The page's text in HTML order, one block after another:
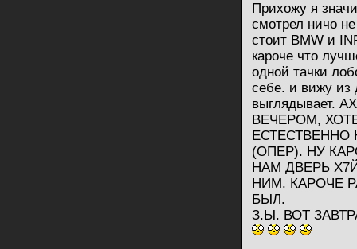
Прихожу я
смотрел ничо
стоит BMW и
кароче что
одной тачки
себе. и вижу из
ВЕЧЕРОМ,
ЕСТЕСТВЕННО
(ОПЕР). НУ
НАМ ДВЕРЬ
НИМ. КАРОЧЕ
БЫЛ.
З.Ы. ВОТ